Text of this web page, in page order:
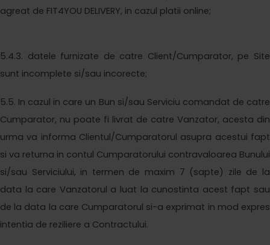
agreat de FIT4YOU DELIVERY, in cazul platii online;
5.4.3. datele furnizate de catre Client/Cumparator, pe Site
sunt incomplete si/sau incorecte;
5.5. In cazul in care un Bun si/sau Serviciu comandat de catre
Cumparator, nu poate fi livrat de catre Vanzator, acesta din
urma va informa Clientul/Cumparatorul asupra acestui fapt
si va returna in contul Cumparatorului contravaloarea Bunului
si/sau Serviciului, in termen de maxim 7 (sapte) zile de la
data la care Vanzatorul a luat la cunostinta acest fapt sau
de la data la care Cumparatorul si-a exprimat in mod expres
intentia de reziliere a Contractului.